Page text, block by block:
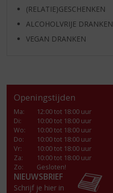
(RELATIE)GESCHENKEN
ALCOHOLVRIJE DRANKEN
VEGAN DRANKEN
Openingstijden
Ma:
12:00 tot 18:00 uur
Di:
10:00 tot 18:00 uur
Wo:
10:00 tot 18:00 uur
Do:
10:00 tot 18:00 uur
Vr:
10:00 tot 18:00 uur
Za:
10:00 tot 18:00 uur
Zo:
Gesloten!
NIEUWSBRIEF
Schrijf je hier in